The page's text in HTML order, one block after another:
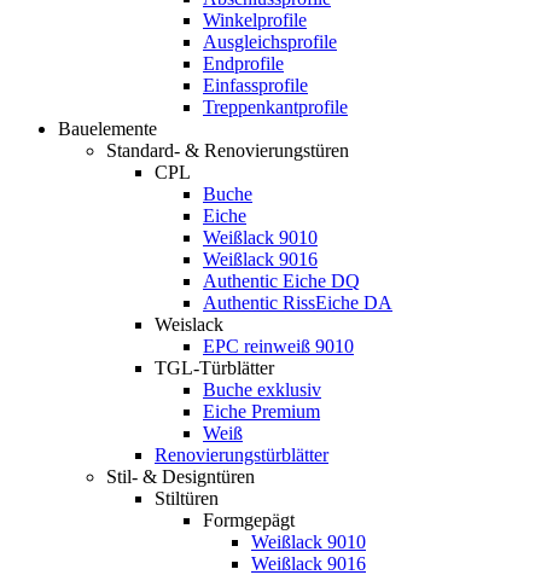
Winkelprofile
Ausgleichsprofile
Endprofile
Einfassprofile
Treppenkantprofile
Bauelemente
Standard- & Renovierungstüren
CPL
Buche
Eiche
Weißlack 9010
Weißlack 9016
Authentic Eiche DQ
Authentic RissEiche DA
Weislack
EPC reinweiß 9010
TGL-Türblätter
Buche exklusiv
Eiche Premium
Weiß
Renovierungstürblätter
Stil- & Designtüren
Stiltüren
Formgepägt
Weißlack 9010
Weißlack 9016